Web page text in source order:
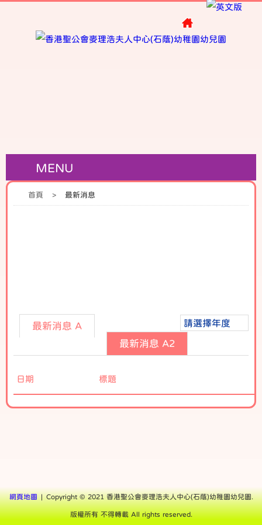
MENU
首頁 > 最新消息
請選擇年度
最新消息 A
最新消息 A2
日期 標題
網頁地圖| Copyright © 2021 香港聖公會麥理浩夫人中心(石蔭)幼稚園幼兒園.
版權所有 不得轉載 All rights reserved.